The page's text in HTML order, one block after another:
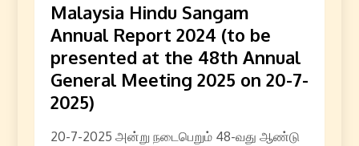
Malaysia Hindu Sangam
Annual Report 2024 (to be
presented at the 48th Annual
General Meeting 2025 on 20-7-
2025)
20-7-2025 அன்று நடைபெறும் 48-வது ஆண்டு